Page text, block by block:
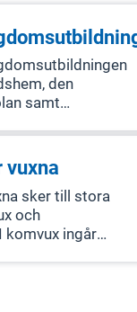
den
samt
och behov
uppnår
därmed får
så lång
sker till stora
och
komvux ingår